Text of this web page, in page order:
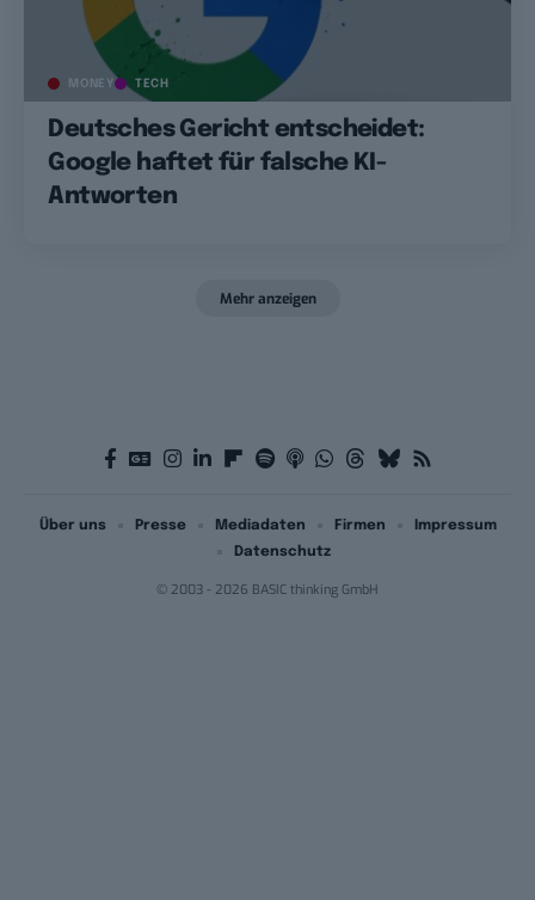
MONEY TECH
Deutsches Gericht entscheidet:
Google haftet für falsche KI-
Antworten
Mehr anzeigen
© 2003 - 2026 BASIC thinking GmbH
Über uns Presse Mediadaten Firmen
Impressum
Datenschutz